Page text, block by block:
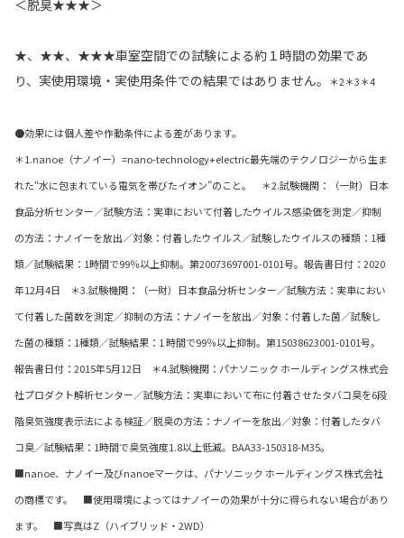
＜脱臭★★★＞
★、★★、★★★車室空間での試験による約１時間の効果であ
り、実使用環境・実使用条件での結果ではありません。
＊2＊3＊4
●効果には個人差や作動条件による差があります。
＊1.nanoe（ナノイー）=nano-technology+electric最先端のテクノロジーから生ま
れた“水に包まれている電気を帯びたイオン”のこと。 ＊2.試験機関：（一財）日本
食品分析センター／試験方法：実車において付着したウイルス感染価を測定／抑制
の方法：ナノイーを放出／対象：付着したウイルス／試験したウイルスの種類：1種
類／試験結果：1時間で99％以上抑制。第20073697001-0101号。報告書日付：2020
年12月4日 ＊3.試験機関：（一財）日本食品分析センター／試験方法：実車におい
て付着した菌数を測定／抑制の方法：ナノイーを放出／対象：付着した菌／試験し
た菌の種類：1種類／試験結果：1 時間で99％以上抑制。第15038623001-0101号。
報告書日付：2015年5月12日 ＊4.試験機関：パナソニック ホールディングス株式会
社プロダクト解析センター／試験方法：実車において布に付着させたタバコ臭を6段
階臭気強度表示法による検証／脱臭の方法：ナノイーを放出／対象：付着したタバ
コ臭／試験結果：1時間で臭気強度1.8以上低減。BAA33-150318-M35。
■nanoe、ナノイー及びnanoeマークは、パナソニック ホールディングス株式会社
の商標です。 ■使用環境によってはナノイーの効果が十分に得られない場合があり
ます。 ■写真はZ（ハイブリッド・2WD）